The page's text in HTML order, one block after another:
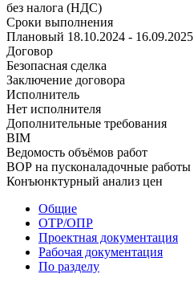
без налога (НДС)
Сроки выполнения
Плановый 18.10.2024 - 16.09.2025
Договор
Безопасная сделка
Заключение договора
Исполнитель
Нет исполнителя
Дополнительные требования
BIM
Ведомость объёмов работ
ВОР на пусконаладочные работы
Конъюнктурный анализ цен
Общие
ОТР/ОПР
Проектная документация
Рабочая документация
По разделу